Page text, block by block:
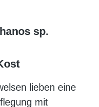
sp.
lieben eine
mit